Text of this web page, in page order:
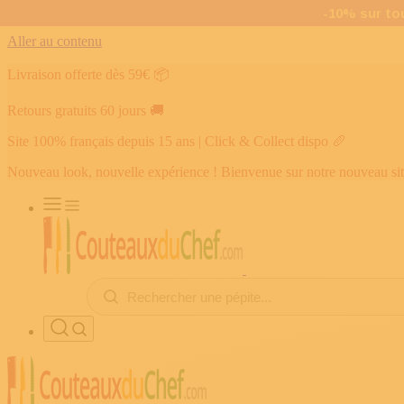
Aller au contenu
Livraison offerte dès 59€ 📦
Retours gratuits 60 jours 🚚
Site 100% français depuis 15 ans | Click & Collect dispo 🥖
Nouveau look, nouvelle expérience ! Bienvenue sur notre nouveau